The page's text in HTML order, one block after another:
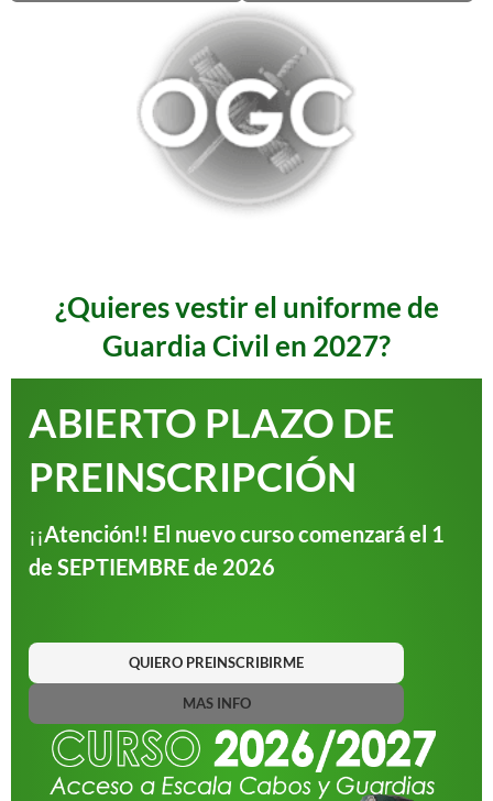
¿Quieres vestir el uniforme de
Guardia Civil en 2027?
ABIERTO PLAZO DE
PREINSCRIPCIÓN
¡¡Atención!! El nuevo curso comenzará el 1
de SEPTIEMBRE de 2026
QUIERO PREINSCRIBIRME
MAS INFO